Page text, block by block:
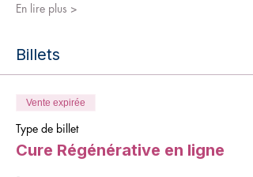
En lire plus >
Billets
Vente expirée
Type de billet
Cure Régénérative en ligne